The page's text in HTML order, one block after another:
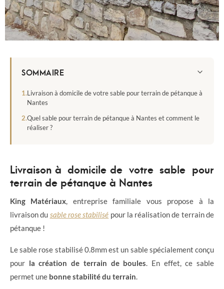
SOMMAIRE
Livraison à domicile de votre sable pour terrain de pétanque à
Nantes
Quel sable pour terrain de pétanque à Nantes et comment le
réaliser ?
Livraison à domicile de votre sable pour
terrain de pétanque à Nantes
King Matériaux , entreprise familiale vous propose à la
livraison du sable rose stabilisé pour la réalisation de terrain de
pétanque !
Le sable rose stabilisé 0.8mm est un sable spécialement conçu
pour la création de terrain de boules . En effet, ce sable
permet une bonne stabilité du terrain